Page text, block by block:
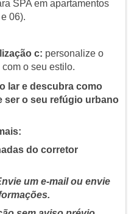
SPA em apartamentos
06).
c: personalize o
o seu estilo.
lar e descubra como
ser o seu refúgio urbano
do corretor
um e-mail ou envie